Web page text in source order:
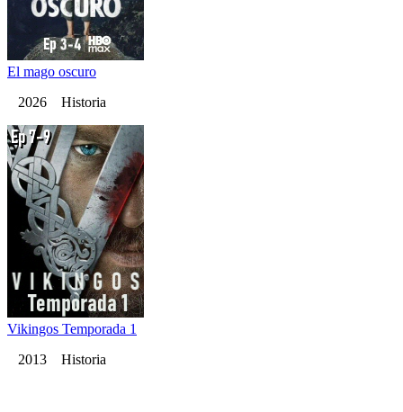
El mago oscuro
2026 Historia
Vikingos Temporada 1
2013 Historia